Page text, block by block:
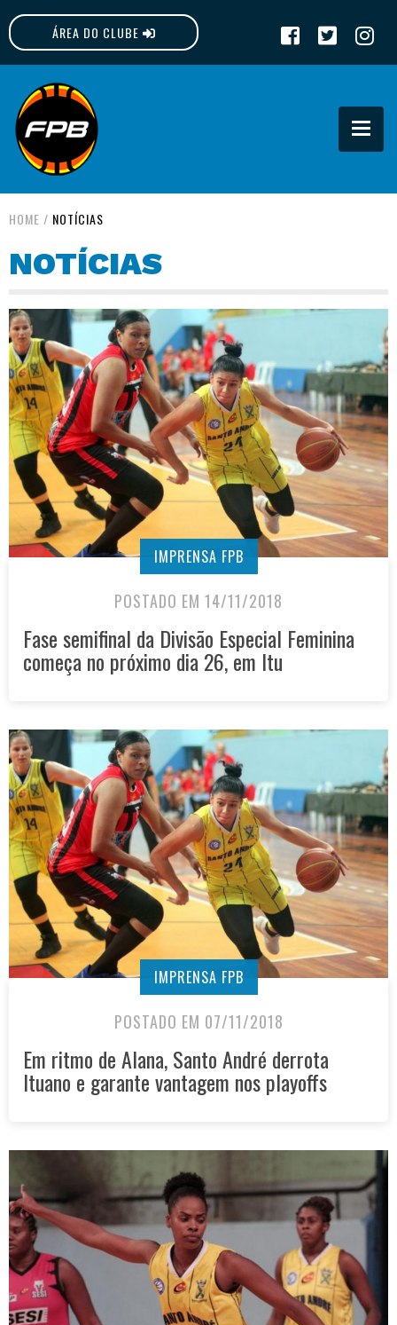
ÁREA DO CLUBE
FPB
HOME / NOTÍCIAS
NOTÍCIAS
IMPRENSA FPB
POSTADO EM 14/11/2018
Fase semifinal da Divisão Especial Feminina
começa no próximo dia 26, em Itu
IMPRENSA FPB
POSTADO EM 07/11/2018
Em ritmo de Alana, Santo André derrota
Ituano e garante vantagem nos playoffs